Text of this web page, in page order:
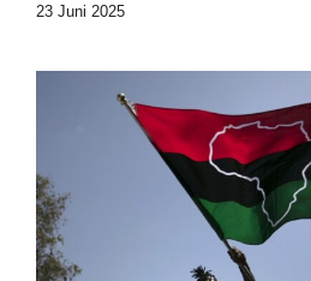
23 Juni 2025